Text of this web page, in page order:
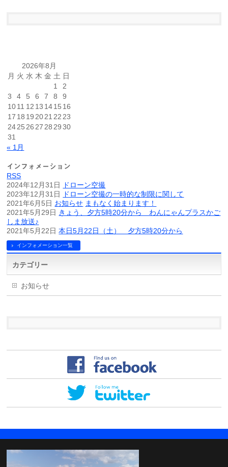
2026年8月
月 火 水 木 金 土 日
1
2
3
4 5 6 7 8
9
1011 12 13 1415 16
17 18 19 2021 22 23
2425 26 27 28 29 30
31
« 1月
インフォメーション
RSS
2024年12月31日
ドローン空撮
2023年12月31日
ドローン空撮の一時的な制限に関して
2021年6月5日 お知らせ まもなく始まります！
2021年5月29日 きょう、夕方5時20分から わんにゃんプラスかご
しま放送♪
2021年5月22日 本日5月22日（土） 夕方5時20分から
インフォメーション一覧
カテゴリー
お知らせ